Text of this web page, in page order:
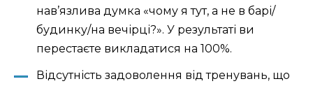
нав’язлива думка «чому я тут, а не в барі/
будинку/на вечірці?». У результаті ви
перестаєте викладатися на 100%.
Відсутність задоволення від тренувань, що